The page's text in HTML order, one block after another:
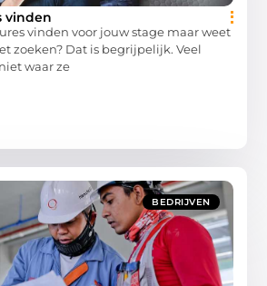
vinden
vinden voor jouw stage maar weet
zoeken? Dat is begrijpelijk. Veel
waar ze
BEDRIJVEN